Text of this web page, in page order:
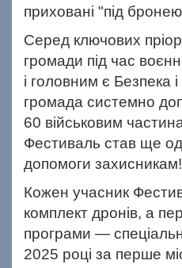
приховані "під
Серед ключових
громади під час
і головним є Безпека
громада системно
60 військовим
Фестиваль став ще
допомоги захисникам!
Кожен учасник
комплект дронів, а
програми —
2025 році за перше